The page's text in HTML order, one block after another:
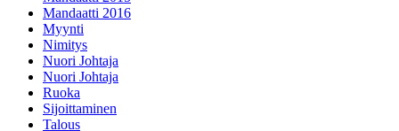
Mandaatti 2016
Myynti
Nimitys
Nuori Johtaja
Nuori Johtaja
Ruoka
Sijoittaminen
Talous